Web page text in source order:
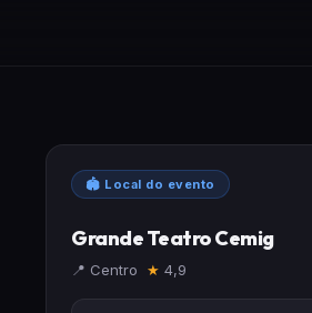
🏟 Local do evento
Grande Teatro Cemig
📍 Centro ★ 4,9